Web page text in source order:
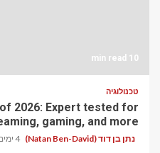
10 min read
טכנולוגיה
2026: Expert tested for
gaming, and more
נתן בן דוד (Natan Ben-David) 4 ימים ago